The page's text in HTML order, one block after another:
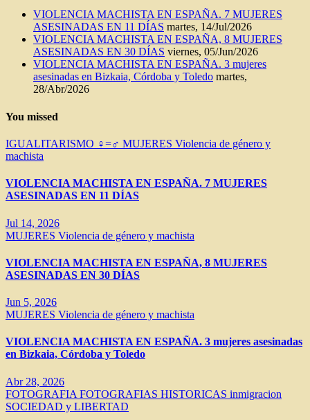
VIOLENCIA MACHISTA EN ESPAÑA. 7 MUJERES
ASESINADAS EN 11 DÍAS martes, 14/Jul/2026
VIOLENCIA MACHISTA EN ESPAÑA, 8 MUJERES
ASESINADAS EN 30 DÍAS viernes, 05/Jun/2026
VIOLENCIA MACHISTA EN ESPAÑA. 3 mujeres
asesinadas en Bizkaia, Córdoba y Toledo martes,
28/Abr/2026
You missed
IGUALITARISMO ♀=♂ MUJERES Violencia de género y
machista
VIOLENCIA MACHISTA EN ESPAÑA. 7 MUJERES
ASESINADAS EN 11 DÍAS
Jul 14, 2026
MUJERES Violencia de género y machista
VIOLENCIA MACHISTA EN ESPAÑA, 8 MUJERES
ASESINADAS EN 30 DÍAS
Jun 5, 2026
MUJERES Violencia de género y machista
VIOLENCIA MACHISTA EN ESPAÑA. 3 mujeres asesinadas
en Bizkaia, Córdoba y Toledo
Abr 28, 2026
FOTOGRAFIA FOTOGRAFIAS HISTORICAS inmigracion
SOCIEDAD y LIBERTAD